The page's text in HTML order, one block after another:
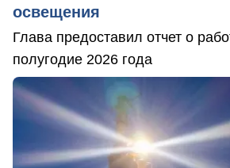
освещения
Глава предоставил отчет о
полугодие 2026 года